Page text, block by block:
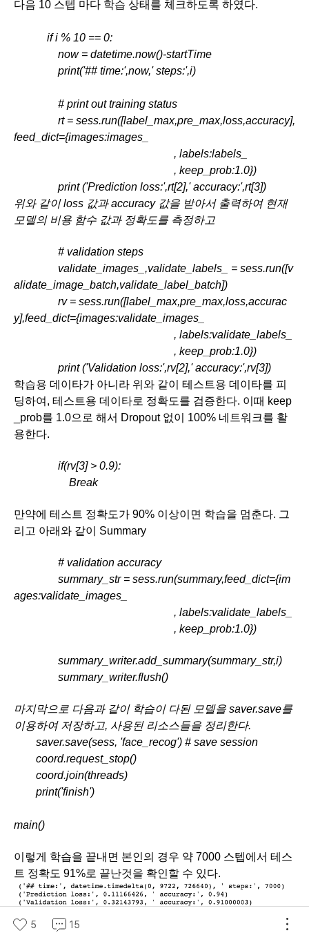
다음 10 스텝 마다 학습 상태를 체크하도록 하였다.
if i % 10 == 0:
now = datetime.now()-startTime
print('## time:',now,' steps:',i)
# print out training status
feed_dict={images:images_
, labels:labels_
, keep_prob:1.0})
print ('Prediction loss:',rt[2],' accuracy:',rt[3])
위와 같이 loss 값과 accuracy 값을 받아서 출력하여 현재
모델의 비용 함수 값과 정확도를 측정하고
# validation steps
alidate_image_batch,validate_label_batch])
y],feed_dict={images:validate_images_
, labels:validate_labels_
, keep_prob:1.0})
print ('Validation loss:',rv[2],' accuracy:',rv[3])
학습용 데이타가 아니라 위와 같이 테스트용 데이타를 피
딩하여, 테스트용 데이타로 정확도를 검증한다. 이때 keep
_prob를 1.0으로 해서 Dropout 없이 100% 네트워크를 활
용한다.
if(rv[3] > 0.9):
Break
만약에 테스트 정확도가 90% 이상이면 학습을 멈춘다. 그
리고 아래와 같이 Summary
# validation accuracy
ages:validate_images_
, labels:validate_labels_
, keep_prob:1.0})
summary_writer.add_summary(summary_str,i)
summary_writer.flush()
마지막으로 다음과 같이 학습이 다된 모델을 saver.save를
이용하여 저장하고, 사용된 리소스들을 정리한다.
saver.save(sess, 'face_recog') # save session
coord.request_stop()
coord.join(threads)
print('finish')
main()
이렇게 학습을 끝내면 본인의 경우 약 7000 스텝에서 테스
트 정확도 91%로 끝난것을 확인할 수 있다.
5 15